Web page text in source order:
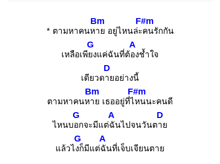
* ตามหาคนห
Bm
าย อยู่ไหนล่ะ
F#m
คนรักกัน
เหลือเพี
G
ยงแค่ฉันที่ต้
A
องช้ำใจ
เดียวด
D
ายอย่างนี้
ตามหาคนห
Bm
าย เธออยู่ที่ไ
F#m
หนนะคนดี
ไหนบ
G
อกจะมีแต่
A
ฉันไปจนวันต
D
าย
แล้วไ
G
งก็มีแต่
A
ฉันที่เจ็บเจียนตาย